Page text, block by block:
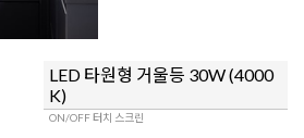
LED 타원형 거울등 30W (4000
K)
ON/OFF 터치 스크린